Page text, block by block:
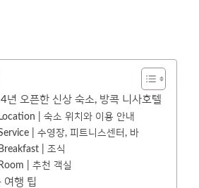
년 오픈한 신상 숙소, 방콕 니사호텔
Location | 숙소 위치와 이용 안내
| 수영장, 피트니스센터, 바
Breakfast | 조식
Room | 추천 객실
여행 팁